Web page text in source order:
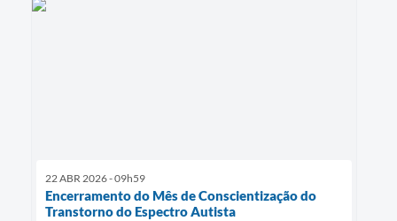
22 ABR 2026 - 09h59
Encerramento do Mês de Conscientização do
Transtorno do Espectro Autista